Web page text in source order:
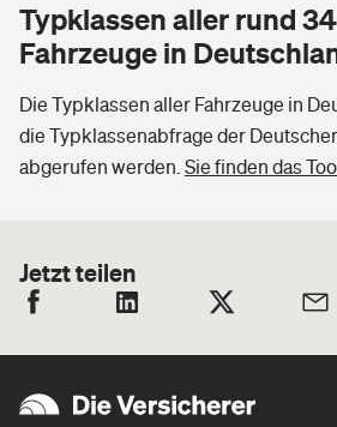
Typklassen aller rund
Fahrzeuge in
Die Typklassen aller Fahrzeuge in
die Typklassenabfrage der
abgerufen werden. Sie finden das
Jetzt teilen